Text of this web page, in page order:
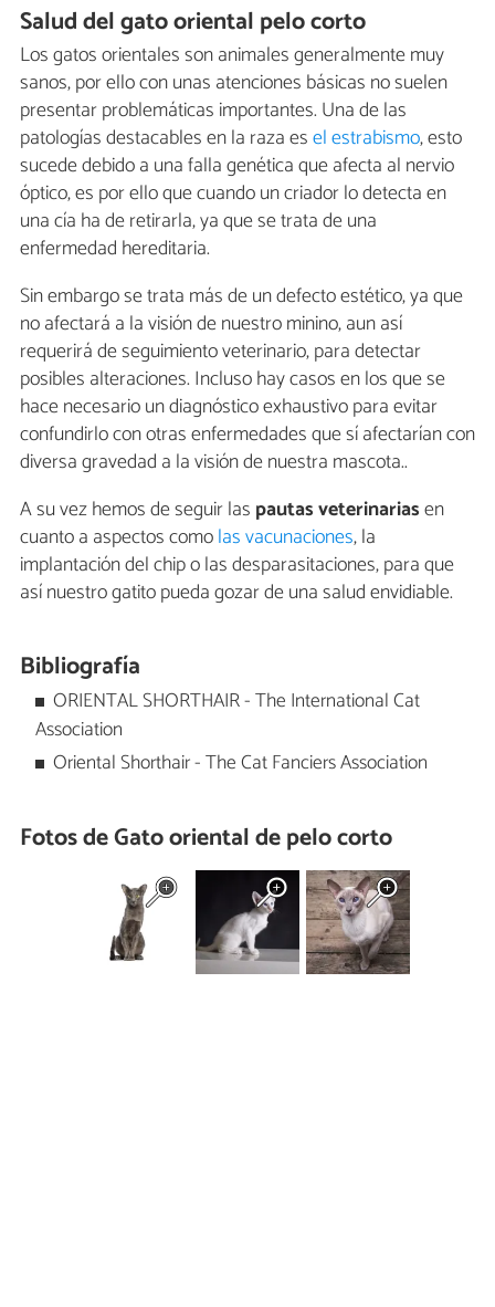
Salud del gato oriental pelo corto
Los gatos orientales son animales generalmente muy
sanos, por ello con unas atenciones básicas no suelen
presentar problemáticas importantes. Una de las
patologías destacables en la raza esel estrabismo, esto
sucede debido a una falla genética que afecta al nervio
óptico, es por ello que cuando un criador lo detecta en
una cía ha de retirarla, ya que se trata de una
enfermedad hereditaria.
Sin embargo se trata más de un defecto estético, ya que
no afectará a la visión de nuestro minino, aun así
requerirá de seguimiento veterinario, para detectar
posibles alteraciones. Incluso hay casos en los que se
hace necesario un diagnóstico exhaustivo para evitar
confundirlo con otras enfermedades que sí afectarían con
diversa gravedad a la visión de nuestra mascota..
A su vez hemos de seguir las pautas veterinariasen
cuanto a aspectos comolas vacunaciones, la
implantación del chip o las desparasitaciones, para que
así nuestro gatito pueda gozar de una salud envidiable.
Bibliografía
ORIENTAL SHORTHAIR - The International Cat
Association
Oriental Shorthair - The Cat Fanciers Association
Fotos de Gato oriental de pelo corto